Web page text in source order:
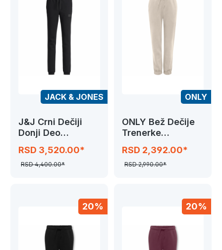
JACK & JONES
J&J Crni Dečiji
Donji Deo
JPSTGORDON
JJNEWSOFT
RSD 3,520.00*
RSD 4,400.00*
ONLY
ONLY Bež Dečije
Trenerke
RSD 2,392.00*
RSD 2,990.00*
20% 20%